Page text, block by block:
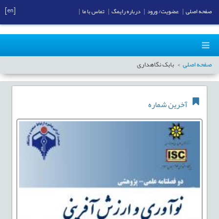
صفحه اصلی بابک نگاهداری
آخرین شماره
صفحه اصلی عضویت/ ورود درباره رایمگ تماس با ما